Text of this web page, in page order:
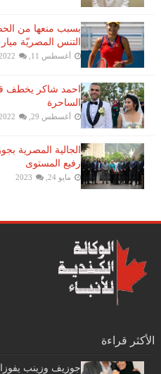
بسبب منعها من
التنس​ المصريّة
أغسطس 11, 2022
احمد شاكر يخطف
الساحرة
أغسطس 29, 2022
الجالية المصرية
رفيع المستوى
مايو 24, 2023
الأكثر قراءة
جوزيف وزينب